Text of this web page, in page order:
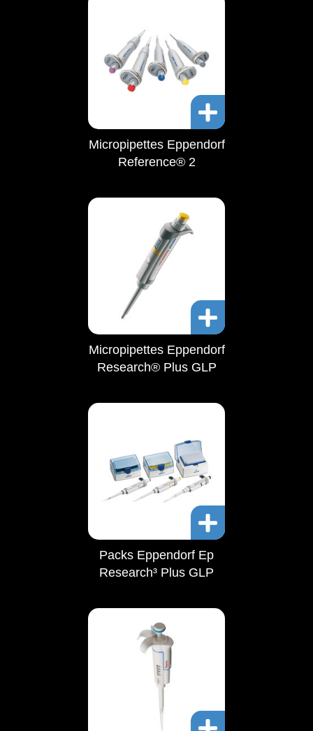
Micropipettes Eppendorf
Reference® 2
Micropipettes Eppendorf
Research® Plus GLP
Packs Eppendorf Ep
Research³ Plus GLP